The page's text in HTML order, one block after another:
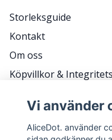
Storleksguide
Kontakt
Om oss
Köpvillkor &
Frågor & svar
Vi använder
AliceDot. använder